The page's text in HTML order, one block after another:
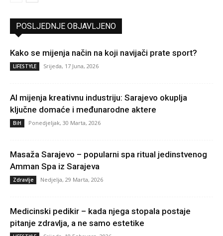
POSLJEDNJE OBJAVLJENO
Kako se mijenja način na koji navijači prate sport?
LIFESTYLE Srijeda, 17 Juna, 2026
AI mijenja kreativnu industriju: Sarajevo okuplja
ključne domaće i međunarodne aktere
BiH Ponedjeljak, 30 Marta, 2026
Masaža Sarajevo – popularni spa ritual jedinstvenog
Amman Spa iz Sarajeva
Zdravlje Nedjelja, 29 Marta, 2026
Medicinski pedikir – kada njega stopala postaje
pitanje zdravlja, a ne samo estetike